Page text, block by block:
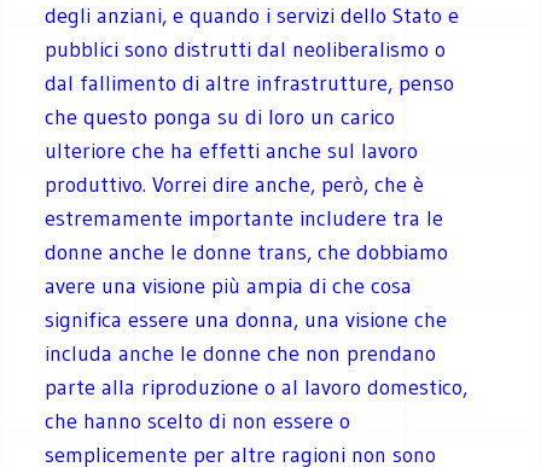
degli anziani, e quando i servizi dello Stato e
pubblici sono distrutti dal neoliberalismo o
dal fallimento di altre infrastrutture, penso
che questo ponga su di loro un carico
ulteriore che ha effetti anche sul lavoro
produttivo. Vorrei dire anche, però, che è
estremamente importante includere tra le
donne anche le donne trans, che dobbiamo
avere una visione più ampia di che cosa
significa essere una donna, una visione che
includa anche le donne che non prendano
parte alla riproduzione o al lavoro domestico,
che hanno scelto di non essere o
semplicemente per altre ragioni non sono